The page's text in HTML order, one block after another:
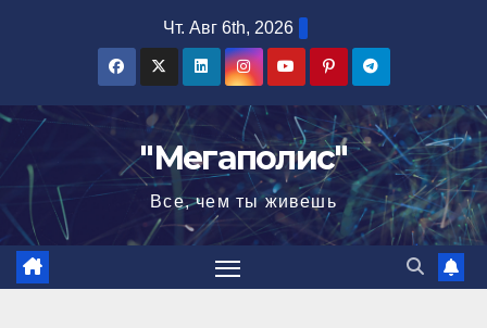
Чт. Авг 6th, 2026
"Мегаполис"
Все, чем ты живешь